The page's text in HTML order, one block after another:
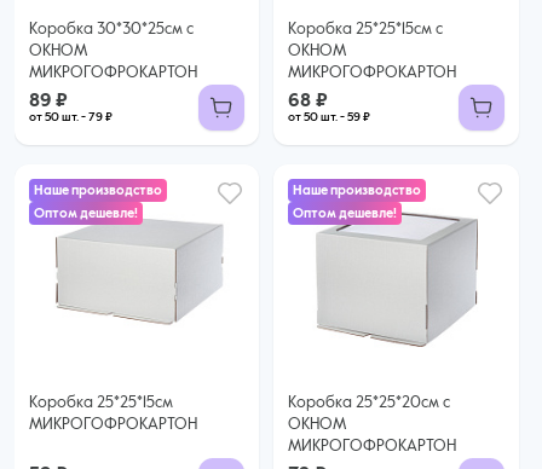
Коробка 30*30*25см с
ОКНОМ
МИКРОГОФРОКАРТОН
89 ₽
от 50 шт. - 79 ₽
Коробка 25*25*15см с
ОКНОМ
МИКРОГОФРОКАРТОН
68 ₽
от 50 шт. - 59 ₽
Наше производство
Оптом дешевле!
Коробка 25*25*15см
МИКРОГОФРОКАРТОН
50 ₽ за шт. при заказе от 50 шт.
Купить оптом
Наше производство
Оптом дешевле!
Коробка 25*25*20см с
ОКНОМ
МИКРОГОФРОКАРТОН
65 ₽ за шт. при заказе от 50 шт.
Купить оптом